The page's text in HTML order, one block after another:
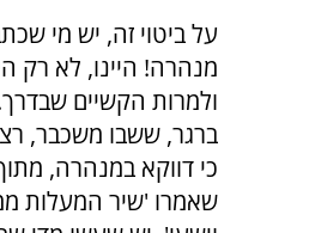
על ביטוי זה, יש מי
מנהרה! היינו, לא רק
ולמרות הקשיים
ברגר, ששבו משכבר,
כי דווקא במנהרה,
שאמרו 'שיר המעלות